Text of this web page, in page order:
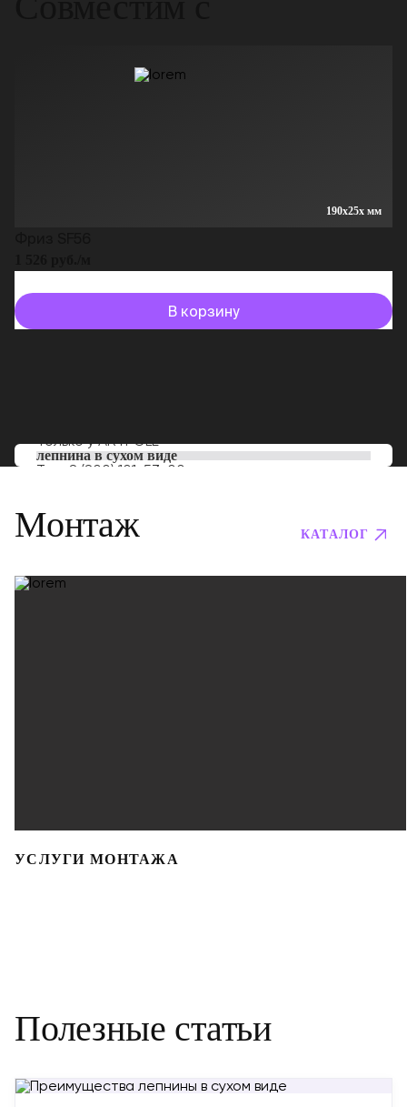
190x25x мм
В корзину
Только уARTPOLE
лепнина в сухом виде
Тел: 8 (800) 101-53-00
Монтаж КАТАЛОГ
УСЛУГИ МОНТАЖА
Полезные статьи